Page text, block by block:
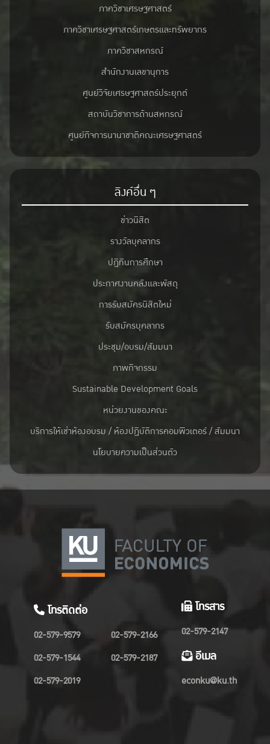
ภาควิชาเศรษฐศาสตร์
ภาควิชาเศรษฐศาสตร์เกษตรและทรัพยากร
ภาควิชาสหกรณ์
สำนักงานเลขานุการ
ศูนย์วิจัยเศรษฐศาสตร์ประยุกต์
สถาบันวิชาการด้านสหกรณ์
ศูนย์กิจการนานาชาติคณะเศรษฐศาสตร์
ลิงค์อื่น ๆ
ข่าวนิสิต
รางวัลบุคลากร
ปฎิทินการศึกษา
ประกาศงานคลังและพัสดุ
การรับสมัครนิสิตใหม่
รับสมัครบุคลากร
ประชุม/อบรม/สัมมนา
ภาพกิจกรรม
Sustainable Development Goals
หน่วยงานของคณะ
บริการให้เช่าห้องอบรม / ห้องปฏิบัติการคอมพิวเตอร์ / สัมมนา
นโยบายความเป็นส่วนตัว
โทรติดต่อ
02-579-9579
02-579-1544
02-579-2019
02-579-2166
02-579-2187
โทรสาร
02-579-2147
อีเมล
econku@ku.th